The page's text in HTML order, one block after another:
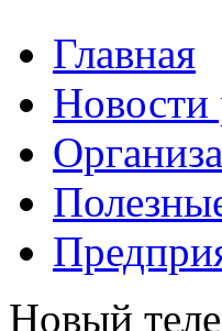
Главная
Новости
Новый